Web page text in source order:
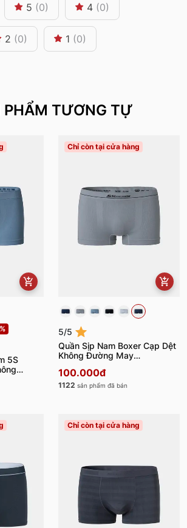
5 (0) 4 (0)
2 (0) 1 (0)
PHẨM TƯƠNG TỰ
5S
Chỉ còn tại cửa hàng
5/5
Quần Sịp Nam Boxer Cạp Dệt
Không Đường May
100.000đ
1122 sản phẩm đã bán
Chỉ còn tại cửa hàng